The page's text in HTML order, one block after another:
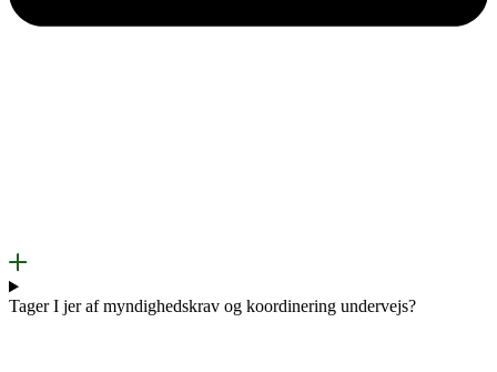
Tager I jer af myndighedskrav og koordinering undervejs?